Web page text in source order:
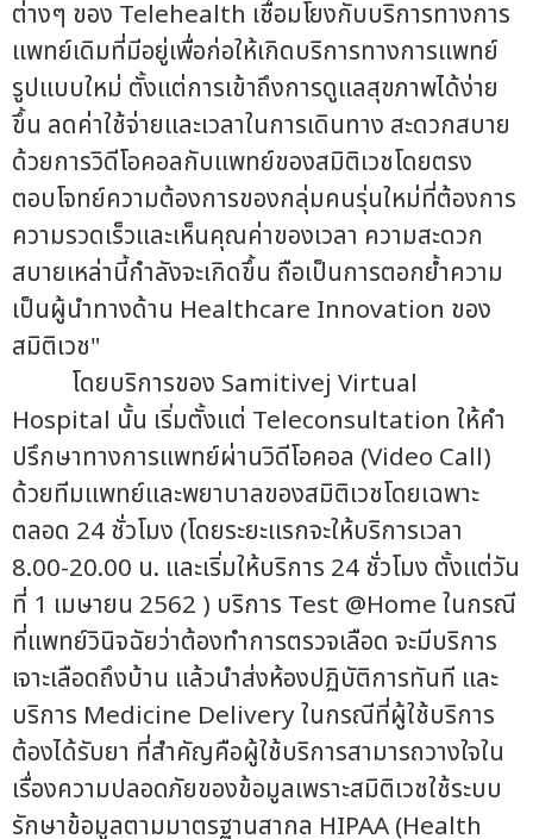
ต่างๆ ของ Telehealth เชื่อมโยงกับบริการทางการ
แพทย์เดิมที่มีอยู่เพื่อก่อให้เกิดบริการทางการแพทย์
รูปแบบใหม่ ตั้งแต่การเข้าถึงการดูแลสุขภาพได้ง่าย
ขึ้น ลดค่าใช้จ่ายและเวลาในการเดินทาง สะดวกสบาย
ด้วยการวิดีโอคอลกับแพทย์ของสมิติเวชโดยตรง
ตอบโจทย์ความต้องการของกลุ่มคนรุ่นใหม่ที่ต้องการ
ความรวดเร็วและเห็นคุณค่าของเวลา ความสะดวก
สบายเหล่านี้กำลังจะเกิดขึ้น ถือเป็นการตอกย้ำความ
เป็นผู้นำทางด้าน Healthcare Innovation ของ
สมิติเวช"
โดยบริการของ Samitivej Virtual
Hospital นั้น เริ่มตั้งแต่ Teleconsultation ให้คำ
ปรึกษาทางการแพทย์ผ่านวิดีโอคอล (Video Call)
ด้วยทีมแพทย์และพยาบาลของสมิติเวชโดยเฉพาะ
ตลอด 24 ชั่วโมง (โดยระยะแรกจะให้บริการเวลา
8.00-20.00 น. และเริ่มให้บริการ 24 ชั่วโมง ตั้งแต่วัน
ที่ 1 เมษายน 2562 ) บริการ Test @Home ในกรณี
ที่แพทย์วินิจฉัยว่าต้องทำการตรวจเลือด จะมีบริการ
เจาะเลือดถึงบ้าน แล้วนำส่งห้องปฏิบัติการทันที และ
บริการ Medicine Delivery ในกรณีที่ผู้ใช้บริการ
ต้องได้รับยา ที่สำคัญคือผู้ใช้บริการสามารถวางใจใน
เรื่องความปลอดภัยของข้อมูลเพราะสมิติเวชใช้ระบบ
รักษาข้อมูลตามมาตรฐานสากล HIPAA (Health